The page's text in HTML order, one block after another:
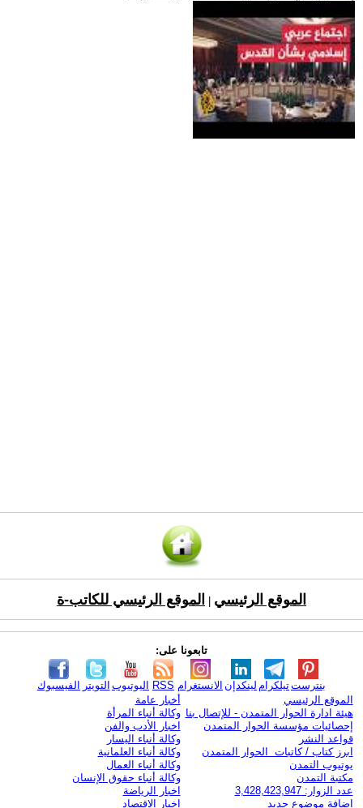
الموقع الرئيسي الموقع الرئيسي للكاتب-ة
تابعونا على:
الفيسبوك التويتر اليوتيوب RSS الانستغرام لينكدإن تيلكرامبنترست
الموقع الرئيسي
هيئة ادارة الحوار المتمدن - للإتصال بنا
إحصائيات مؤسسة الحوار المتمدن
قواعد النشر
ابرز كتاب / كاتبات الحوار المتمدن
يوتيوب التمدن
مكتبة التمدن
عدد الزوار: 3,428,423,947
اضافة موضوع جديد
أخبار عامة
وكالة أنباء المرأة
اخبار الأدب والفن
وكالة أنباء اليسار
وكالة أنباء العلمانية
وكالة أنباء العمال
وكالة أنباء حقوق الإنسان
اخبار الرياضة
اخبار الاقتصاد